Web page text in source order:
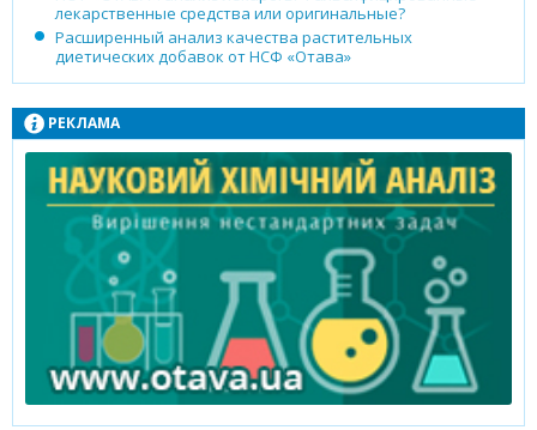
лекарственные средства или оригинальные?
Расширенный анализ качества растительных
диетических добавок от НСФ «Отава»
РЕКЛАМА